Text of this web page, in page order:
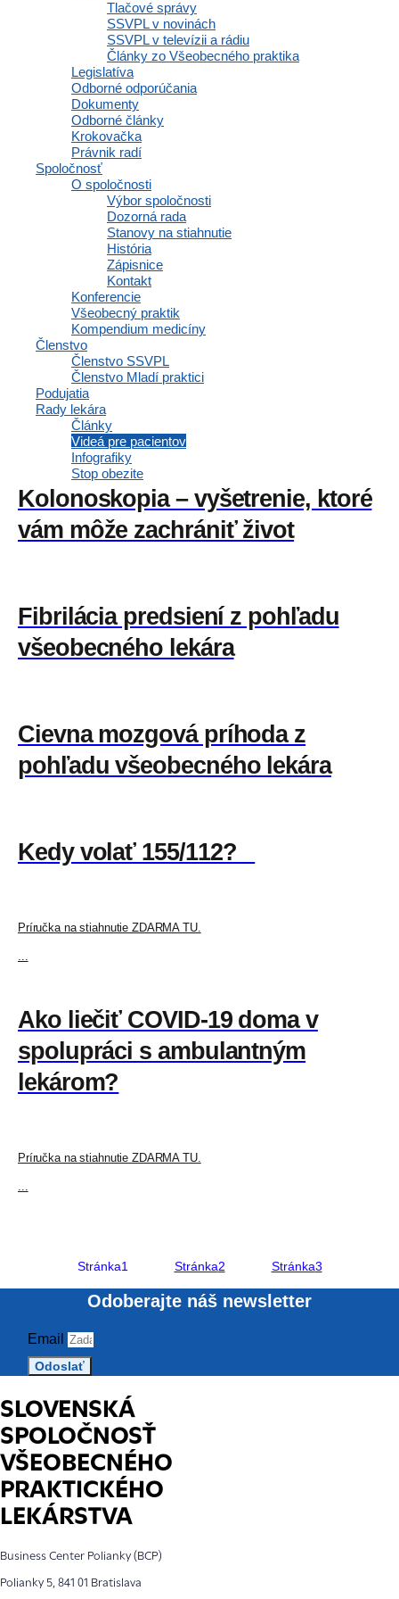
Tlačové správy
SSVPL v novinách
SSVPL v televízii a rádiu
Články zo Všeobecného praktika
Legislatíva
Odborné odporúčania
Dokumenty
Odborné články
Krokovačka
Právnik radí
Spoločnosť
O spoločnosti
Výbor spoločnosti
Dozorná rada
Stanovy na stiahnutie
História
Zápisnice
Kontakt
Konferencie
Všeobecný praktik
Kompendium medicíny
Členstvo
Členstvo SSVPL
Členstvo Mladí praktici
Podujatia
Rady lekára
Články
Videá pre pacientov
Infografiky
Stop obezite
COVID-19 – odporúčania pre ľudí
s pľúcnymi ochoreniami
Príručka na stiahnutie ZDARMA TU.
Pľúcna embólia z pohľadu
kardiológa
Prevencia rakoviny hrubého
čreva – spolupráca so
všeobecným lekárom
Kolonoskopia – vyšetrenie, ktoré
vám môže zachrániť život
Fibrilácia predsiení z pohľadu
všeobecného lekára
Cievna mozgová príhoda z
pohľadu všeobecného lekára
Kedy volať 155/112?
Príručka na stiahnutie ZDARMA TU.
...
Ako liečiť COVID-19 doma v
spolupráci s ambulantným
lekárom?
Príručka na stiahnutie ZDARMA TU.
...
Stránka1 Stránka2 Stránka3
Odoberajte náš newsletter
Email
Odoslať
SLOVENSKÁ
SPOLOČNOSŤ
VŠEOBECNÉHO
PRAKTICKÉHO
LEKÁRSTVA
Business Center Polianky (BCP)
Polianky 5, 841 01 Bratislava